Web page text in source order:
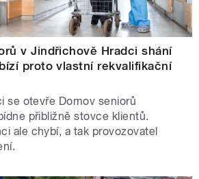
v Jindřichově Hradci shání
proto vlastní rekvalifikační
se otevře Domov seniorů
přibližně stovce klientů.
ale chybí, a tak provozovatel